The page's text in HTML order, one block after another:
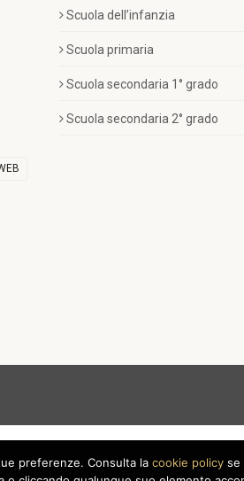
Scuola dell’infanzia
Scuola primaria
Scuola secondaria 1° grado
Scuola secondaria 2° grado
preferenze. Consulta la cookie policy se